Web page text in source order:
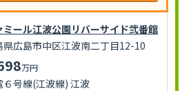
ミール江波公園リバーサイド弐番館
県広島市中区江波南二丁目12-10
万円
６号線(江波線) 江波